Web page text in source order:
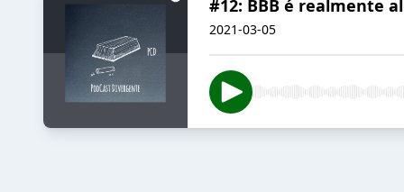
#12: BBB é realmente
2021-03-05